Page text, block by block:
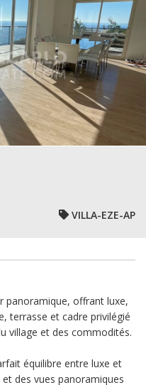
VILLA-EZE-AP
panoramique, offrant luxe,
terrasse et cadre privilégié
village et des commodités.
équilibre entre luxe et
des vues panoramiques